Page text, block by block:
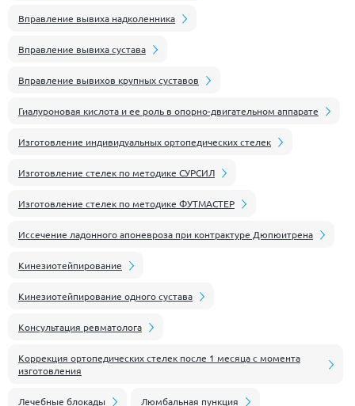
Вправление вывиха надколенника
Вправление вывиха сустава
Вправление вывихов крупных суставов
Гиалуроновая кислота и ее роль в опорно-двигательном аппарате
Изготовление индивидуальных ортопедических стелек
Изготовление стелек по методике СУРСИЛ
Изготовление стелек по методике ФУТМАСТЕР
Иссечение ладонного апоневроза при контрактуре Дюпюитрена
Кинезиотейпирование
Кинезиотейпирование одного сустава
Консультация ревматолога
Коррекция ортопедических стелек после 1 месяца с момента
изготовления
Лечебные блокады Люмбальная пункция